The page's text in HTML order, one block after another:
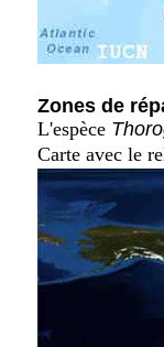
Zones de
L'espèce
Carte avec le